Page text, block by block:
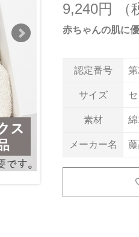
赤ちゃんの肌に
9,240円
認定番号
サイズ
素材
メーカー名